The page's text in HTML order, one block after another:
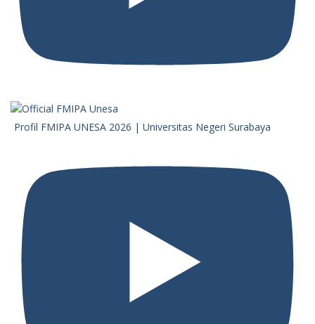
Profil FMIPA UNESA 2026 | Universitas Negeri Surabaya